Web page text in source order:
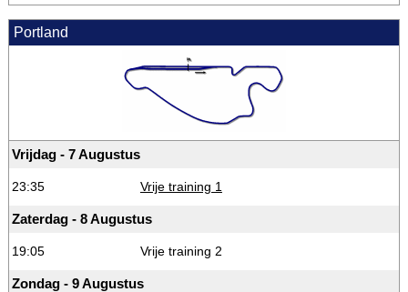
Portland
Vrijdag - 7 Augustus
23:35 Vrije training 1
Zaterdag - 8 Augustus
19:05 Vrije training 2
Zondag - 9 Augustus